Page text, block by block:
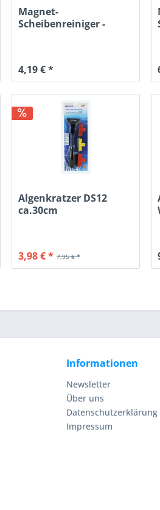
Magnet-
Scheibenreiniger -
4,19 € *
Algenkratzer DS12
ca.30cm
7,95 € *
3,98 € *
Informationen
Newsletter
Über uns
Datenschutzerklärung
Impressum